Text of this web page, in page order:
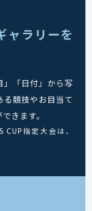
ャラリーを
」「日付」から写
競技やお目当て
きます。
CUP指定大会は、